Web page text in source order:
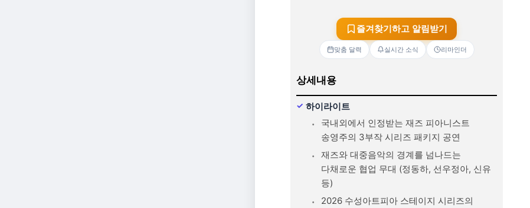
즐겨찾기하고 알림받기
맞춤 달력 실시간 소식 리마인더
상세내용
하이라이트
국내외에서 인정받는 재즈 피아니스트
송영주의 3부작 시리즈 패키지 공연
재즈와 대중음악의 경계를 넘나드는
다채로운 협업 무대 (정동하, 선우정아, 신유
등)
2026 수성아트피아 스테이지 시리즈의